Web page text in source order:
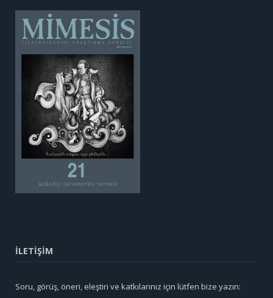
İLETİŞİM
Soru, görüş, öneri, eleştiri ve katkılarınız için lütfen bize yazın: